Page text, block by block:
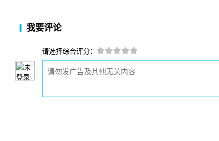
我要评论
请选择综合评分：